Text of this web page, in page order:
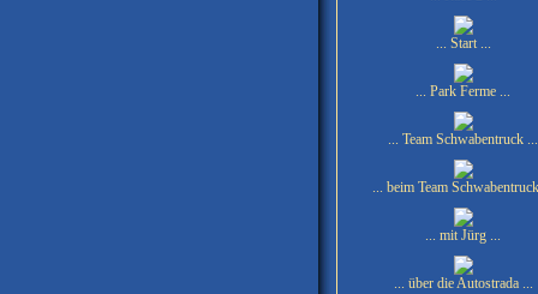
... Start ...
... Park Ferme ...
... Team Schwabentruck ...
... beim Team
... mit Jürg ...
... über die Autostrada ...